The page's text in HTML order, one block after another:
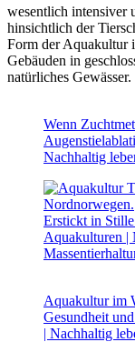
wesentlich intensiver
hinsichtlich der
Form der Aquakultur
Gebäuden in
natürliches Gewässer.
Wenn
Nachhaltig
Erstickt in
Aquakulturen |
Aquakultur im
Gesundheit
| Nachhaltig